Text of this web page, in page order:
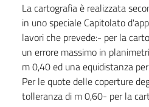
La cartografia è realizzata
in uno speciale Capitolato
lavori che prevede:- per la
un errore massimo in
m 0,40 ed una equidistanza
Per le quote delle coperture
tolleranza di m 0,60- per la